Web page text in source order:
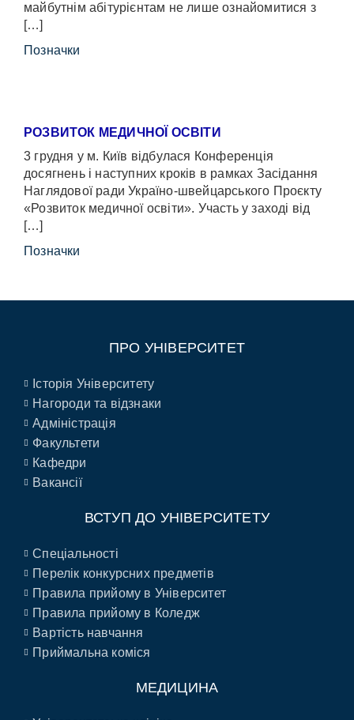
майбутнім абітурієнтам не лише ознайомитися з
[…]
Позначки
РОЗВИТОК МЕДИЧНОЇ ОСВІТИ
3 грудня у м. Київ відбулася Конференція
досягнень і наступних кроків в рамках Засідання
Наглядової ради Україно-швейцарського Проєкту
«Розвиток медичної освіти». Участь у заході від
[…]
Позначки
ПРО УНІВЕРСИТЕТ
Історія Університету
Нагороди та відзнаки
Адміністрація
Факультети
Кафедри
Вакансії
ВСТУП ДО УНІВЕРСИТЕТУ
Спеціальності
Перелік конкурсних предметів
Правила прийому в Університет
Правила прийому в Коледж
Вартість навчання
Приймальна коміся
МЕДИЦИНА